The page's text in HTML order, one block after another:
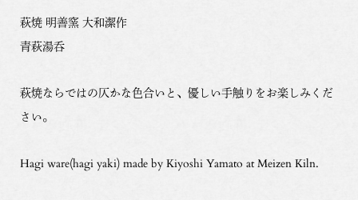
萩焼 明善窯 大和潔作
青萩湯呑
萩焼ならではの仄かな色合いと、優しい手触りをお楽しみくだ
さい。
Hagi ware(hagi yaki) made by Kiyoshi Yamato at Meizen Kiln.